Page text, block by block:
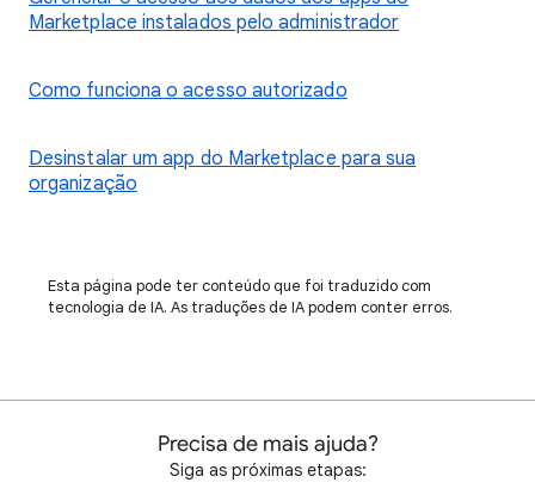
Marketplace instalados pelo administrador
Como funciona o acesso autorizado
Desinstalar um app do Marketplace para sua
organização
Esta página pode ter conteúdo que foi traduzido com
tecnologia de IA. As traduções de IA podem conter erros.
Precisa de mais ajuda?
Siga as próximas etapas: